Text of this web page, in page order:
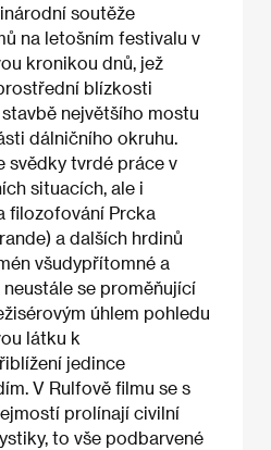
soutěže
na letošním festivalu v
kronikou dnů, jež
blízkosti
největšího mostu
dálničního okruhu.
svědky tvrdé práce v
situacích, ale i
filozofování Prcka
a dalších hrdinů
všudypřítomné a
se proměňující
úhlem pohledu
látku k
jedince
V Rulfově filmu se s
prolínají civilní
to vše podbarvené